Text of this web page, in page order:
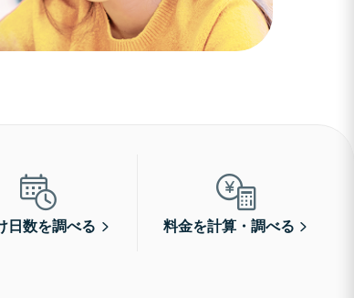
日数を調べる 料金を計算・調べる